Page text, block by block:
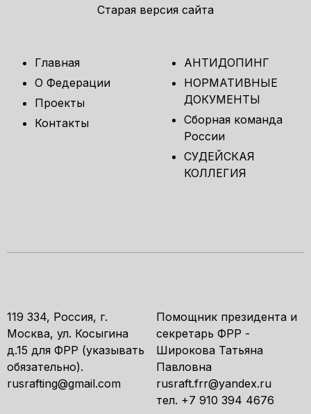
Старая версия сайта
Главная
О Федерации
Проекты
Контакты
АНТИДОПИНГ
НОРМАТИВНЫЕ
ДОКУМЕНТЫ
Сборная команда
России
СУДЕЙСКАЯ
КОЛЛЕГИЯ
119 334, Россия, г.
Москва, ул. Косыгина
д.15 для ФРР (указывать
обязательно).
rusrafting@gmail.com
Помощник президента и
секретарь ФРР -
Широкова Татьяна
Павловна
rusraft.frr@yandex.ru
тел. +7 910 394 4676